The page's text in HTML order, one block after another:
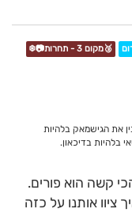
🥉מקום 3 - תחרות📷❄️
את הגישמאק בלהיות
בלהיות בדיכאון.
קשה הוא פורים.
אותנו על כזה